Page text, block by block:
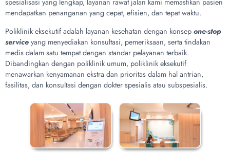
spesialisasi yang lengkap, layanan rawat jalan kami memastikan pasien
mendapatkan penanganan yang cepat, efisien, dan tepat waktu.
Poliklinik eksekutif adalah layanan kesehatan dengan konsep one-stop
service yang menyediakan konsultasi, pemeriksaan, serta tindakan
medis dalam satu tempat dengan standar pelayanan terbaik.
Dibandingkan dengan poliklinik umum, poliklinik eksekutif
menawarkan kenyamanan ekstra dan prioritas dalam hal antrian,
fasilitas, dan konsultasi dengan dokter spesialis atau subspesialis.